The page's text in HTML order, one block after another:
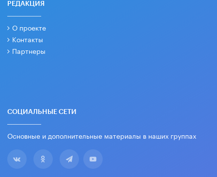
РЕДАКЦИЯ
О проекте
Контакты
Партнеры
СОЦИАЛЬНЫЕ СЕТИ
Основные и дополнительные материалы в наших группах